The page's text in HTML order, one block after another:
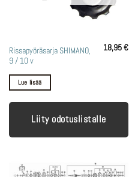
Rissapyöräsarja SHIMANO,
9 / 10 v
18,95€
Lue lisää
Liity odotuslistalle